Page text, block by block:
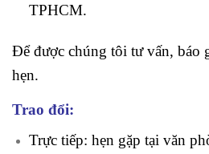
TPHCM.
Để được chúng tôi tư vấn, báo
hẹn.
Trao đổi:
Trực tiếp: hẹn gặp tại văn